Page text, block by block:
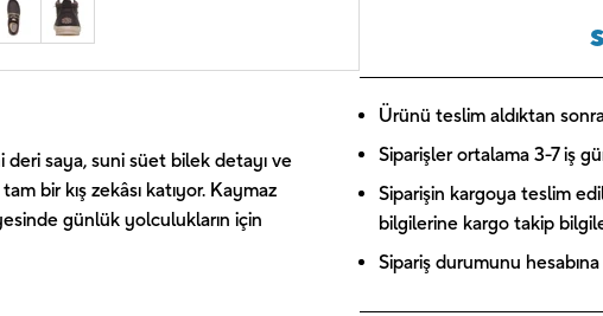
deri saya, suni süet bilek detayı ve
bir kış zekâsı katıyor. Kaymaz
günlük yolculukların için
Ürünü teslim aldıktan
Siparişler ortalama 3-7 iş
Siparişin kargoya teslim
bilgilerine kargo takip
Sipariş durumunu